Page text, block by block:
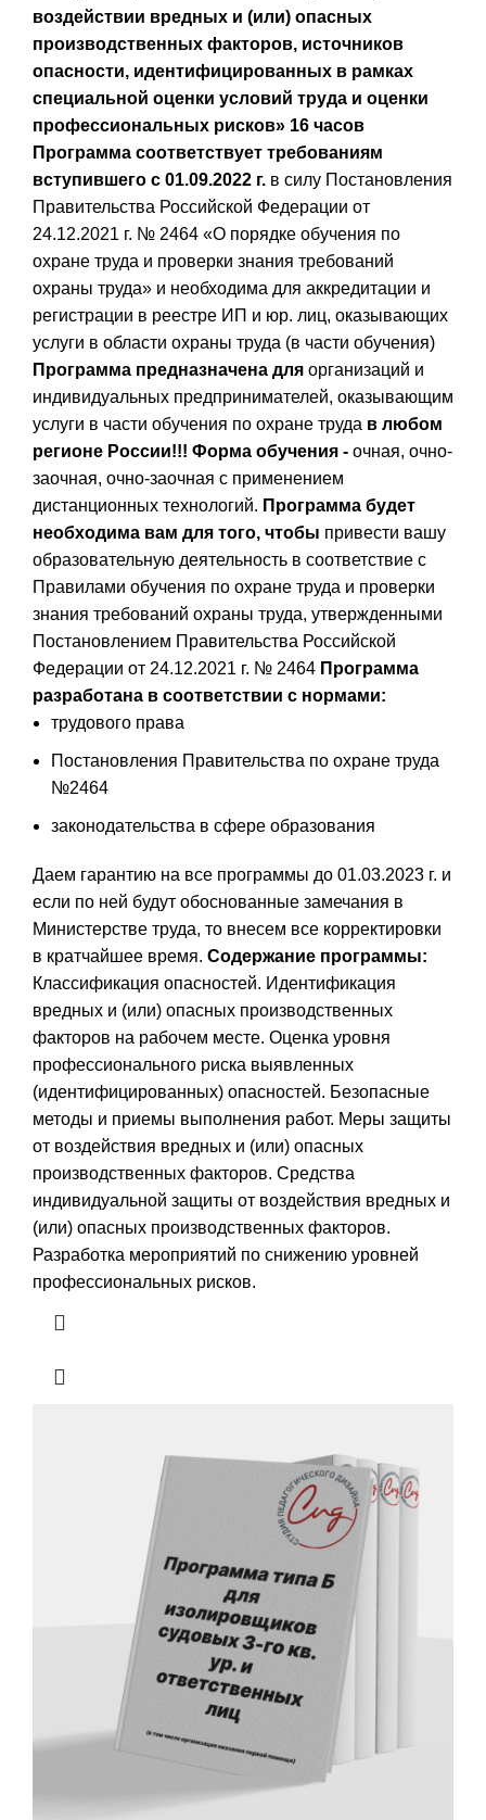
воздействии вредных и (или) опасных
производственных факторов, источников
опасности, идентифицированных в рамках
специальной оценки условий труда и оценки
профессиональных рисков» 16 часов
Программа соответствует требованиям
вступившего с 01.09.2022 г. в силу Постановления
Правительства Российской Федерации от
24.12.2021 г. № 2464 «О порядке обучения по
охране труда и проверки знания требований
охраны труда» и необходима для аккредитации и
регистрации в реестре ИП и юр. лиц, оказывающих
услуги в области охраны труда (в части обучения)
Программа предназначена для организаций и
индивидуальных предпринимателей, оказывающим
услуги в части обучения по охране труда в любом
регионе России!!! Форма обучения - очная, очно-
заочная, очно-заочная с применением
дистанционных технологий. Программа будет
необходима вам для того, чтобы привести вашу
образовательную деятельность в соответствие с
Правилами обучения по охране труда и проверки
знания требований охраны труда, утвержденными
Постановлением Правительства Российской
Федерации от 24.12.2021 г. № 2464 Программа
разработана в соответствии с нормами:
трудового права
Постановления Правительства по охране труда
№2464
законодательства в сфере образования
Даем гарантию на все программы до 01.03.2023 г. и
если по ней будут обоснованные замечания в
Министерстве труда, то внесем все корректировки
в кратчайшее время. Содержание программы:
Классификация опасностей. Идентификация
вредных и (или) опасных производственных
факторов на рабочем месте. Оценка уровня
профессионального риска выявленных
(идентифицированных) опасностей. Безопасные
методы и приемы выполнения работ. Меры защиты
от воздействия вредных и (или) опасных
производственных факторов. Средства
индивидуальной защиты от воздействия вредных и
(или) опасных производственных факторов.
Разработка мероприятий по снижению уровней
профессиональных рисков.